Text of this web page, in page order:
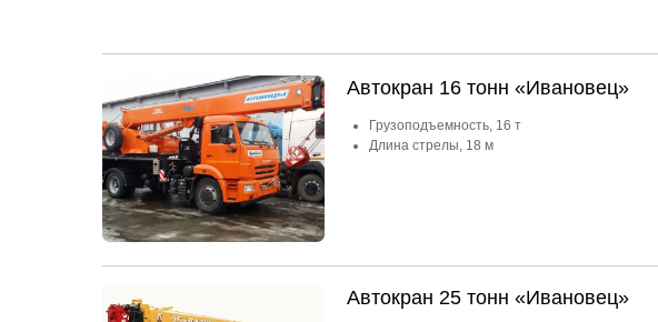
Автокран 16 тонн «Ивановец»
Грузоподъемность, 16 т
Длина стрелы, 18 м
Автокран 25 тонн «Ивановец»